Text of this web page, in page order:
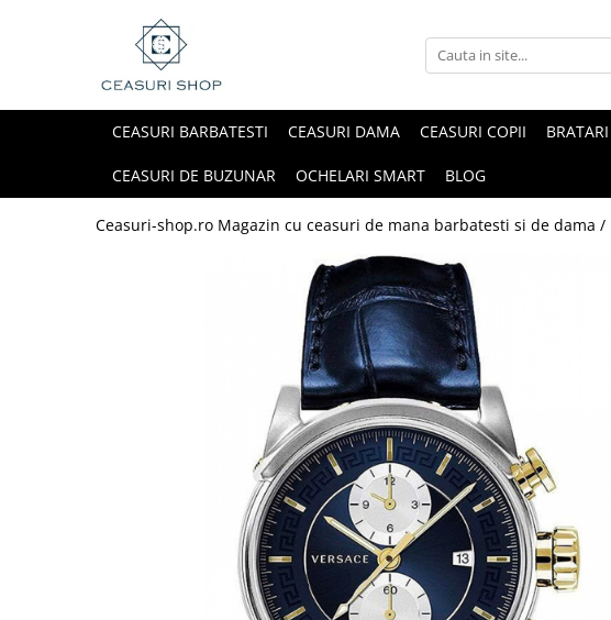
CEASURI BARBATESTI CEASURI DAMA CEASURI COPII
CEASURI DE BUZUNAR OCHELARI SMART BLOG
Ceasuri-shop.ro Magazin cu ceasuri de mana barbatesti si de dama /